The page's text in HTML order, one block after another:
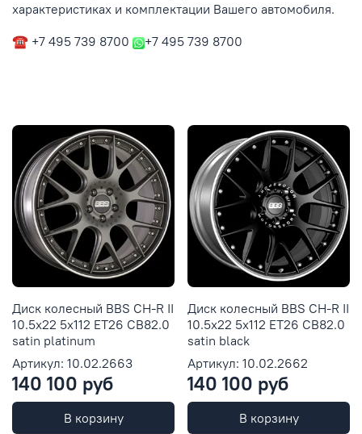
характеристиках и комплектации Вашего автомобиля.
☎ +7 495 739 8700
+7 495 739 8700
Диск колесный BBS CH-R II
10.5x22 5x112 ET26 CB82.0
satin platinum
Артикул: 10.02.2663
140 100 руб
В корзину
Диск колесный BBS CH-R II
10.5x22 5x112 ET26 CB82.0
satin black
Артикул: 10.02.2662
140 100 руб
В корзину